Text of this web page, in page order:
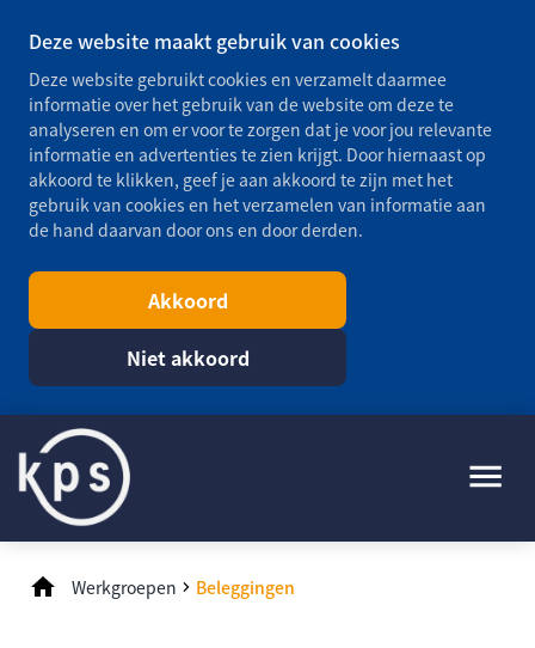
Deze website maakt gebruik van cookies
Deze website gebruikt cookies en verzamelt daarmee
informatie over het gebruik van de website om deze te
analyseren en om er voor te zorgen dat je voor jou relevante
informatie en advertenties te zien krijgt. Door hiernaast op
akkoord te klikken, geef je aan akkoord te zijn met het
gebruik van cookies en het verzamelen van informatie aan
de hand daarvan door ons en door derden.
Akkoord
Niet akkoord
Werkgroepen Beleggingen